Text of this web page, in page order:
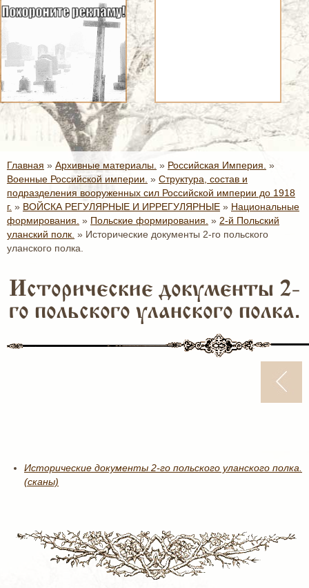
Главная » Архивные материалы. » Российская Империя. »
Военные Российской империи. » Структура, состав и
подразделения вооруженных сил Российской империи до 1918
г. » ВОЙСКА РЕГУЛЯРНЫЕ И ИРРЕГУЛЯРНЫЕ » Национальные
формирования. » Польские формирования. » 2-й Польский
уланский полк. » Исторические документы 2-го польского
уланского полка.
Исторические документы 2-
го польского уланского полка.
Исторические документы 2-го польского уланского полка.
(сканы)